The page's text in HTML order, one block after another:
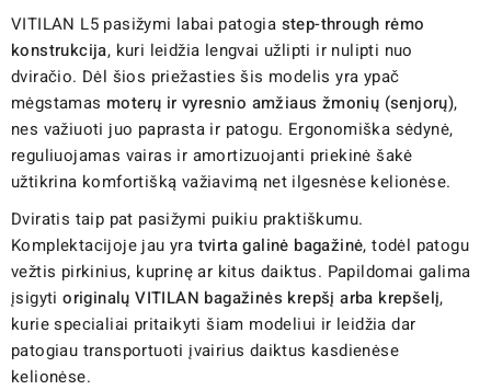
VITILAN L5 pasižymi labai patogia step-through rėmo
konstrukcija, kuri leidžia lengvai užlipti ir nulipti nuo
dviračio. Dėl šios priežasties šis modelis yra ypač
mėgstamas moterų ir vyresnio amžiaus žmonių (senjorų),
nes važiuoti juo paprasta ir patogu. Ergonomiška sėdynė,
reguliuojamas vairas ir amortizuojanti priekinė šakė
užtikrina komfortišką važiavimą net ilgesnėse kelionėse.
Dviratis taip pat pasižymi puikiu praktiškumu.
Komplektacijoje jau yra tvirta galinė bagažinė, todėl patogu
vežtis pirkinius, kuprinę ar kitus daiktus. Papildomai galima
įsigytioriginalų VITILAN bagažinės krepšį arba krepšelį,
kurie specialiai pritaikyti šiam modeliui ir leidžia dar
patogiau transportuoti įvairius daiktus kasdienėse
kelionėse.